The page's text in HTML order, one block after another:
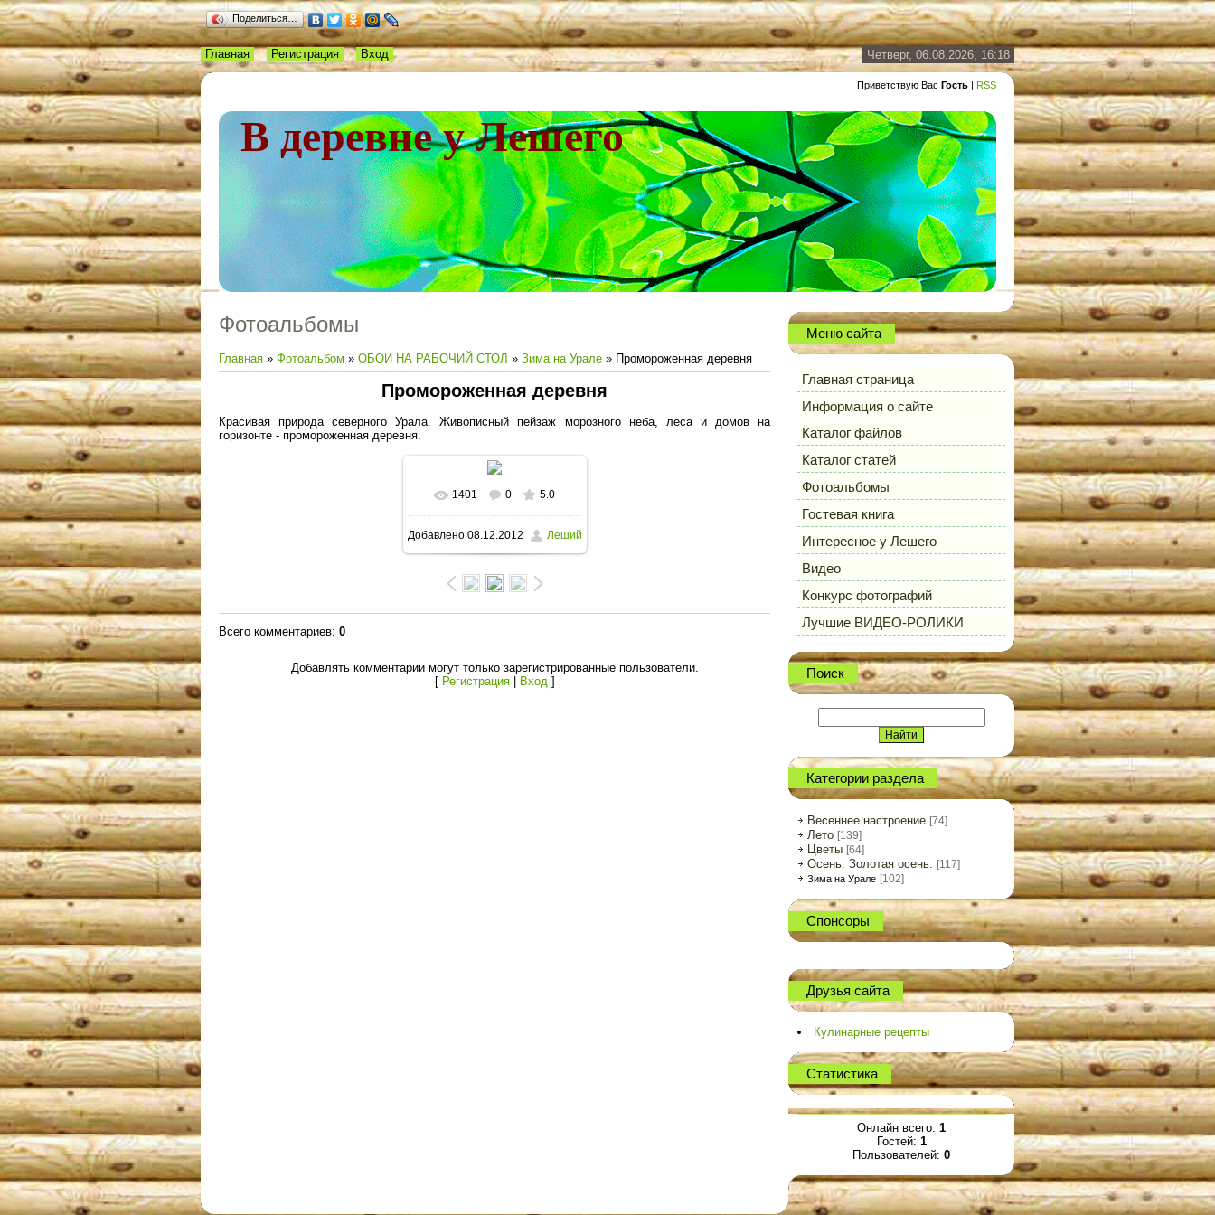
Поделиться…
Четверг, 06.08.2026, 16:18
Приветствую Вас Гость | RSS
В деревне у Лешего
Главная Регистрация Вход
Фотоальбомы
Главная » Фотоальбом » ОБОИ НА РАБОЧИЙ СТОЛ » Зима на Урале » Промороженная деревня
Промороженная деревня
Красивая природа северного Урала. Живописный пейзаж морозного неба, леса и домов на
горизонте - промороженная деревня.
В реальном размере
1600x1063/ 124.4Kb
1401 0 5.0
Добавлено08.12.2012 Леший
Всего комментариев: 0
Добавлять комментарии могут только зарегистрированные пользователи.
[ Регистрация| Вход ]
Меню сайта
Главная страница
Информация о сайте
Каталог файлов
Каталог статей
Фотоальбомы
Гостевая книга
Интересное у Лешего
Видео
Конкурс фотографий
Лучшие ВИДЕО-РОЛИКИ
Поиск
Категории раздела
Весеннее настроение [74]
Лето [139]
Цветы [64]
Осень. Золотая осень. [117]
Зима на Урале [102]
Спонсоры
Друзья сайта
Кулинарные рецепты
Статистика
Онлайн всего: 1
Гостей: 1
Пользователей: 0